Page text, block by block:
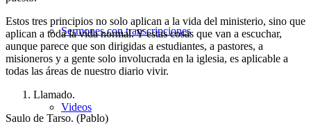
Sermones con transcripciones
Videos
Estos tres principios no solo aplican a la vida del ministerio, sino que
aplican a toda la vida normal. Y estas cosas que van a escuchar,
aunque parece que son dirigidas a estudiantes, a pastores, a
misioneros y a gente solo involucrada en la iglesia, es aplicable a
todas las áreas de nuestro diario vivir.
Llamado.
Saulo de Tarso. (Pablo)